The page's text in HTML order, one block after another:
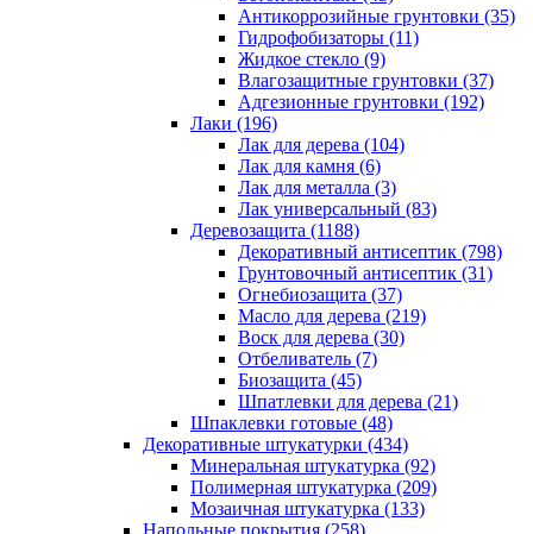
Антикоррозийные грунтовки (35)
Гидрофобизаторы (11)
Жидкое стекло (9)
Влагозащитные грунтовки (37)
Адгезионные грунтовки (192)
Лаки (196)
Лак для дерева (104)
Лак для камня (6)
Лак для металла (3)
Лак универсальный (83)
Деревозащита (1188)
Декоративный антисептик (798)
Грунтовочный антисептик (31)
Огнебиозащита (37)
Масло для дерева (219)
Воск для дерева (30)
Отбеливатель (7)
Биозащита (45)
Шпатлевки для дерева (21)
Шпаклевки готовые (48)
Декоративные штукатурки (434)
Минеральная штукатурка (92)
Полимерная штукатурка (209)
Мозаичная штукатурка (133)
Напольные покрытия (258)